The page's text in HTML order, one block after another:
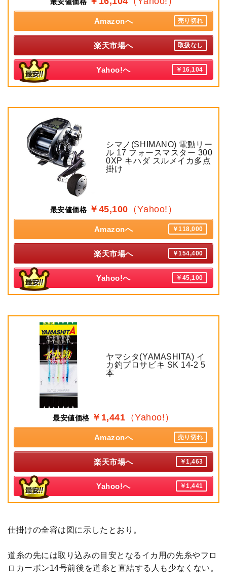
Amazonへ 売り切れ
楽天市場へ 取扱なし
Yahoo!へ ￥16,104
シマノ(SHIMANO) 電動リー
ル 17 フォースマスター 300
0XP キハダ スルメイカ多点
掛け
最安値価格 ￥45,100 （Yahoo!）
Amazonへ ￥118,000
楽天市場へ ￥154,400
Yahoo!へ ￥45,100
ヤマシタ(YAMASHITA) イ
カ釣プロサビキ SK 14-2 5
本
最安値価格 ￥1,441 （Yahoo!）
Amazonへ 売り切れ
楽天市場へ ￥1,463
Yahoo!へ ￥1,441
仕掛けの全容は図に示したとおり。
道糸の先には取り込みの目安となるイカ用の先糸やフロ
ロカーボン14号前後を道糸と直結する人も少なくない。